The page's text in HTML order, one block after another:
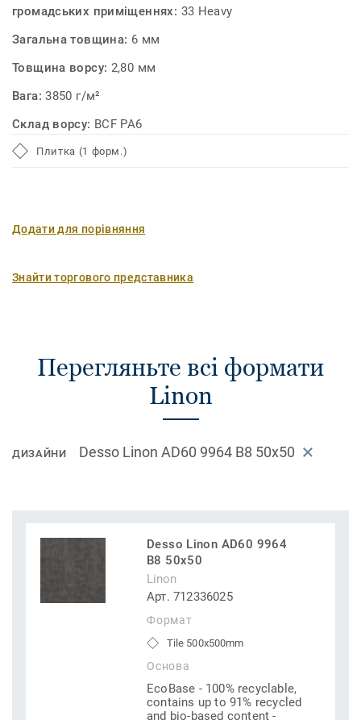
громадських приміщеннях: 33 Heavy
Загальна товщина: 6 мм
Товщина ворсу: 2,80 мм
Вага:3850 г/м²
Склад ворсу: BCF PA6
Плитка (1 форм.)
Додати для порівняння
Знайти торгового представника
Перегляньте всі формати
Linon
ДИЗАЙНИ Desso Linon AD60 9964 B8 50x50
Desso Linon AD60 9964
B8 50x50
Linon
Арт. 712336025
Формат
Tile 500x500mm
Основа
EcoBase - 100% recyclable,
contains up to 91% recycled
and bio-based content -